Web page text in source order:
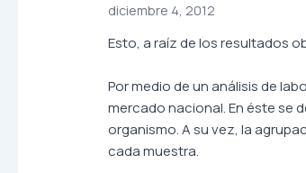
diciembre 4, 2012
Esto, a raíz de los resultados
Por medio de un análisis de
mercado nacional. En éste se
organismo. A su vez, la
cada muestra.